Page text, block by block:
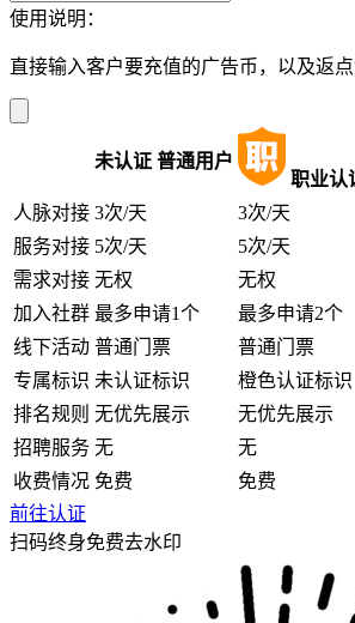
使用说明：
直接输入客户要充值的广告币，以及返
未认证 普通用户
职业认
人脉对接 3次/天 3次/天
服务对接 5次/天 5次/天
需求对接 无权 无权
加入社群 最多申请1个 最多申请2个
线下活动 普通门票 普通门票
专属标识 未认证标识 橙色认证标识
排名规则 无优先展示 无优先展示
招聘服务 无 无
收费情况 免费 免费
前往认证
扫码终身免费去水印